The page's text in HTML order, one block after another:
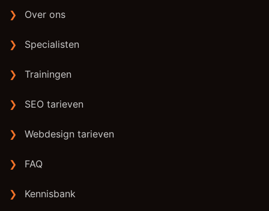
❯ Over ons
❯ Specialisten
❯ Trainingen
❯ SEO tarieven
❯ Webdesign tarieven
❯ FAQ
❯ Kennisbank